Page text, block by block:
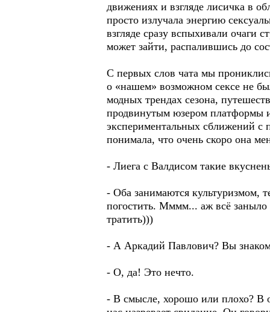
движениях и взгляде лисичка в
просто излучала энергию
взгляде сразу вспыхивали очаги
может зайти, распалившись до
С первых слов чата мы
о «нашем» возможном сексе не
модных трендах сезона,
продвинутым юзером платформы
экспериментальных сближений с
понимала, что очень скоро она
- Лиега с Валдисом такие
- Оба занимаются культуризмом,
погостить. Мммм... аж всё заныло
тратить)))
- А Аркадий Павлович? Вы
- О, да! Это нечто.
- В смысле, хорошо или плохо? В